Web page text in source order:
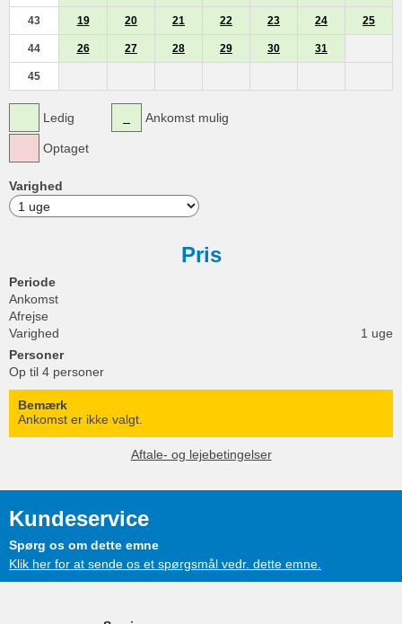
43 19 20 21 22 23 24 25
44 26 27 28 29 30 31
45
Ledig
Optaget
Ankomst mulig
Varighed
Pris
Periode
Ankomst
Afrejse
Varighed
1 uge
Personer
Op til 4 personer
Bemærk
Ankomst er ikke valgt.
Aftale- og lejebetingelser
Kundeservice
Spørg os om dette emne
Klik her for at sende os et spørgsmål vedr. dette emne.